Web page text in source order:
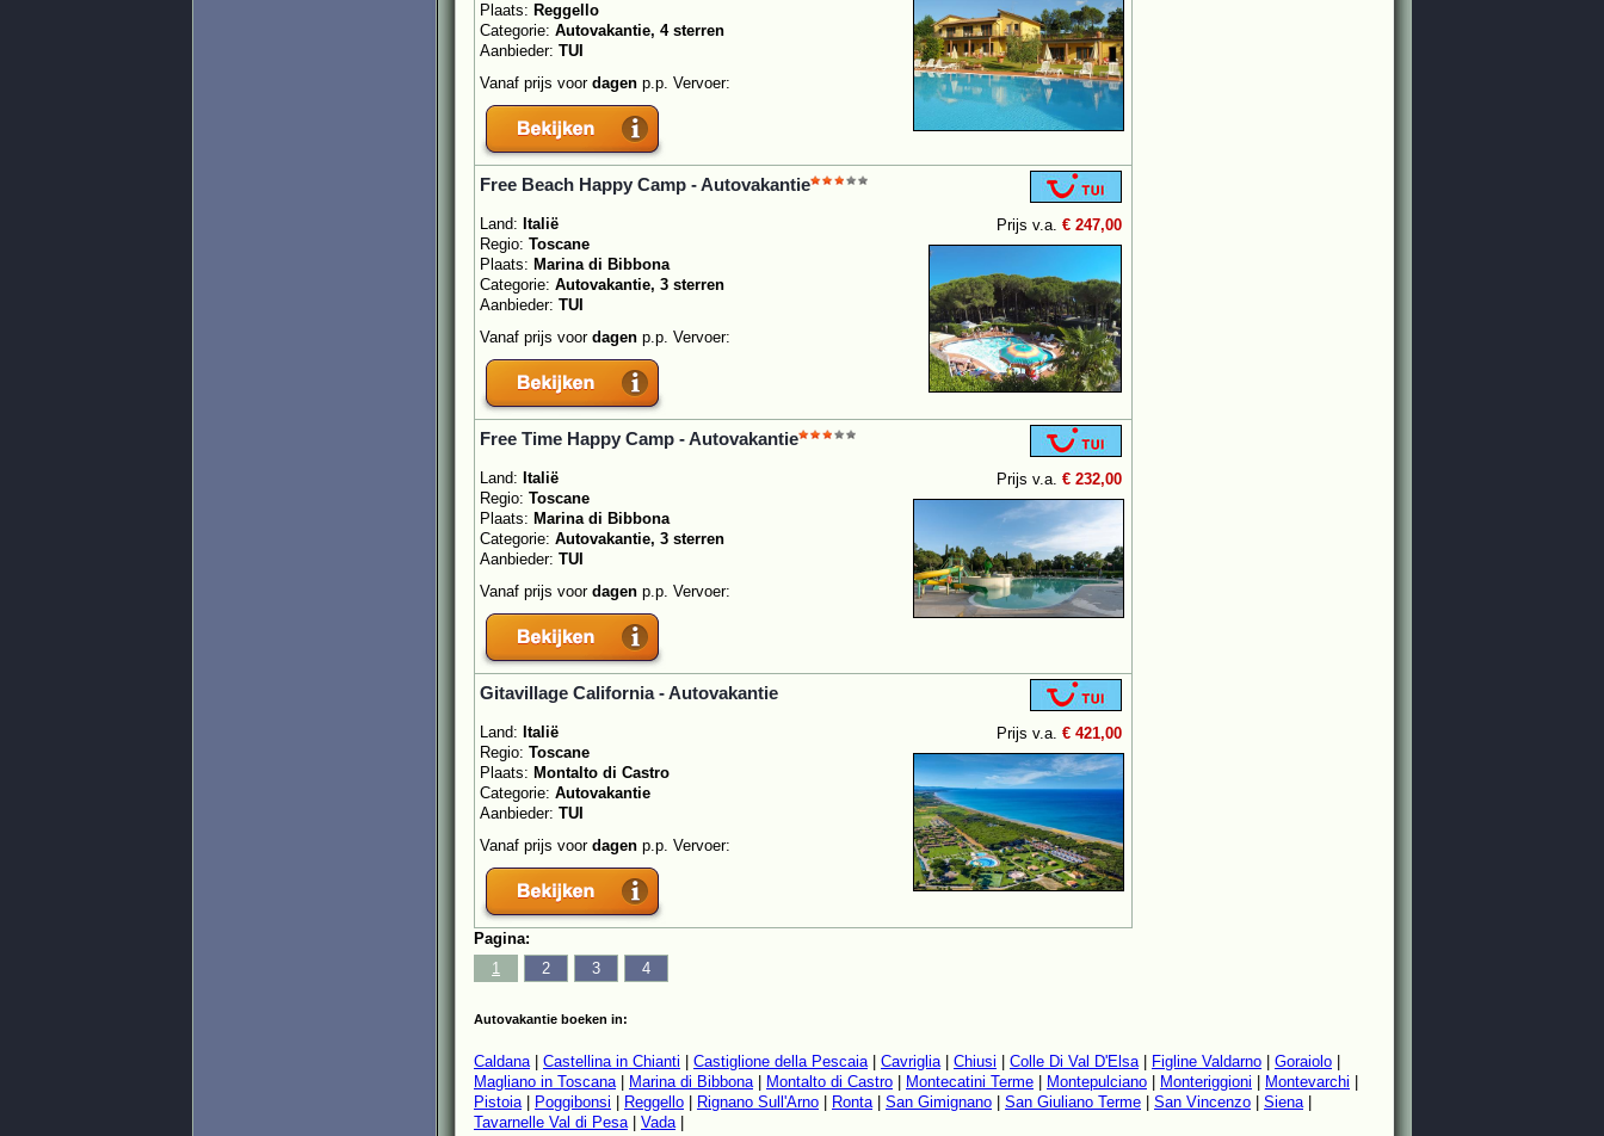
Plaats: Reggello
Categorie: Autovakantie, 4 sterren
Aanbieder: TUI
Vanaf prijs voor dagen p.p. Vervoer:
Free Beach Happy Camp - Autovakantie
Prijs v.a. € 247,00
Land: Italië
Regio: Toscane
Plaats: Marina di Bibbona
Categorie: Autovakantie, 3 sterren
Aanbieder: TUI
Vanaf prijs voor dagen p.p. Vervoer:
Free Time Happy Camp - Autovakantie
Prijs v.a. € 232,00
Land: Italië
Regio: Toscane
Plaats: Marina di Bibbona
Categorie: Autovakantie, 3 sterren
Aanbieder: TUI
Vanaf prijs voor dagen p.p. Vervoer:
Gitavillage California - Autovakantie
Prijs v.a. € 421,00
Land: Italië
Regio: Toscane
Plaats: Montalto di Castro
Categorie: Autovakantie
Aanbieder: TUI
Vanaf prijs voor dagen p.p. Vervoer:
Pagina:
1
2 3 4
Autovakantie boeken in:
Caldana| Castellina in Chianti Castiglione della Pescaia| Cavriglia| Chiusi Colle Di Val D'Elsa| Figline Valdarno Goraiolo
Magliano in Toscana| Marina di Bibbona| Montalto di Castro Montecatini Terme Montepulciano Monteriggioni Montevarchi
Pistoia| Poggibonsi Reggello Rignano Sull'Arno Ronta| San Gimignano San Giuliano Terme San Vincenzo Siena|
Tavarnelle Val di Pesa| Vada|